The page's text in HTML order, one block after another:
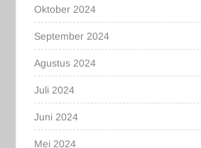
Oktober 2024
September 2024
Agustus 2024
Juli 2024
Juni 2024
Mei 2024